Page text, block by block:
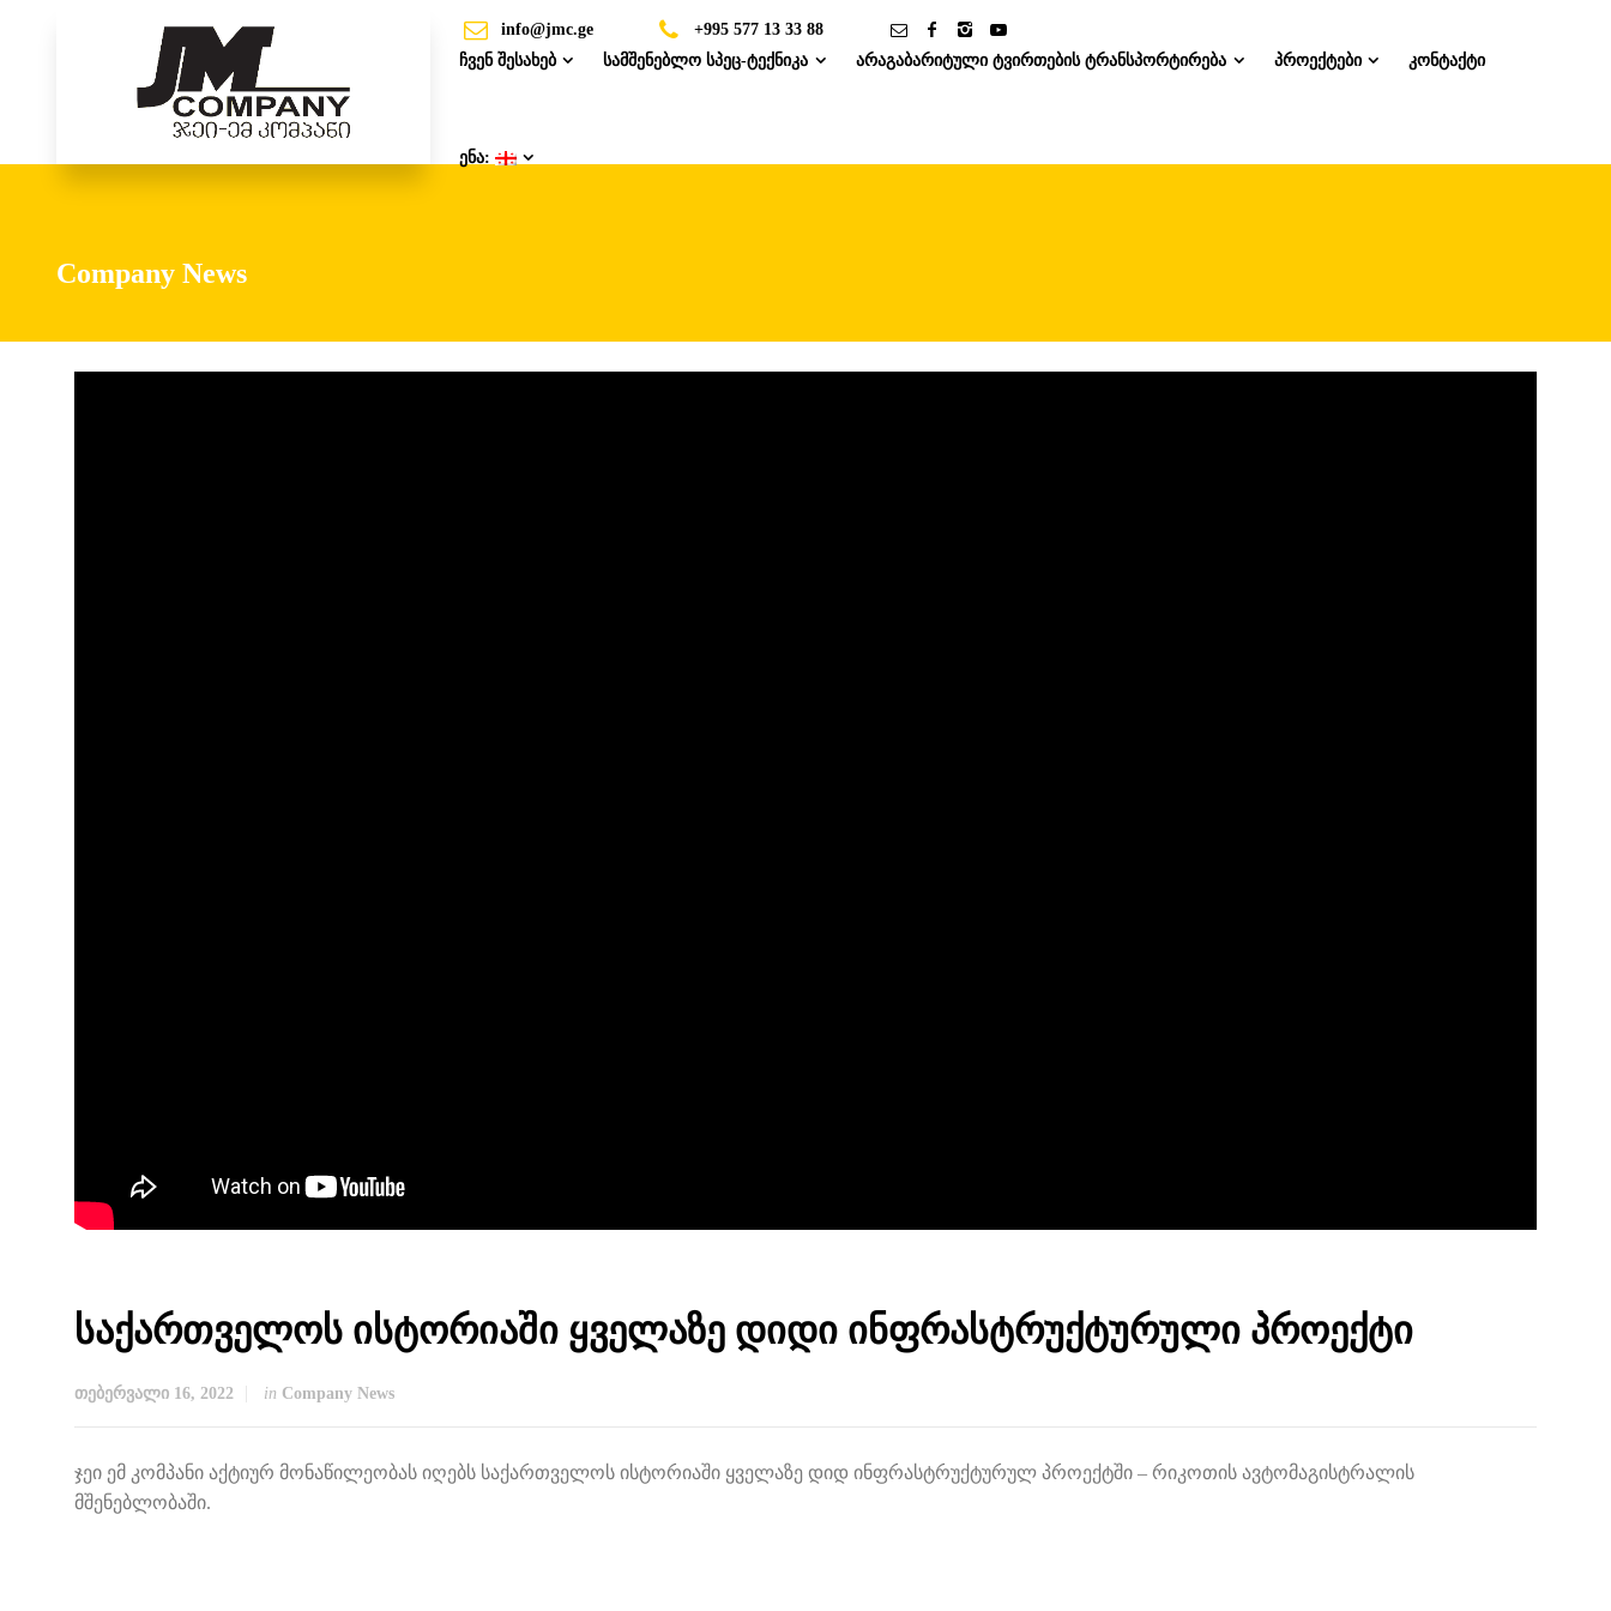
info@jmc.ge
+995 577 13 33 88
ჩვენ შესახებ
სამშენებლო სპეც-ტექნიკა არაგაბარიტული ტვირთების ტრანსპორტირება პროექტები კონტაქტი
ენა:
Company News
საქართველოს ისტორიაში ყველაზე დიდი ინფრასტრუქტურული პროექტი
თებერვალი 16, 2022 in Company News
ჯეი ემ კომპანი აქტიურ მონაწილეობას იღებს საქართველოს ისტორიაში ყველაზე დიდ ინფრასტრუქტურულ პროექტში – რიკოთის ავტომაგისტრალის
მშენებლობაში.